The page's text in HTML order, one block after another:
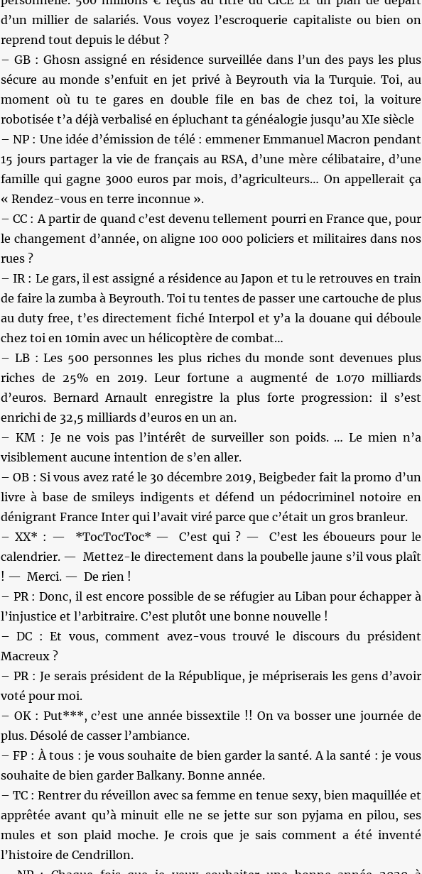
d’un millier de salariés. Vous voyez l’escroquerie capitaliste ou bien on
reprend tout depuis le début ?
– GB : Ghosn assigné en résidence surveillée dans l’un des pays les plus
sécure au monde s’enfuit en jet privé à Beyrouth via la Turquie. Toi, au
moment où tu te gares en double file en bas de chez toi, la voiture
robotisée t’a déjà verbalisé en épluchant ta généalogie jusqu’au XIe siècle
– NP : Une idée d’émission de télé : emmener Emmanuel Macron pendant
15 jours partager la vie de français au RSA, d’une mère célibataire, d’une
famille qui gagne 3000 euros par mois, d’agriculteurs… On appellerait ça
« Rendez-vous en terre inconnue ».
– CC : A partir de quand c’est devenu tellement pourri en France que, pour
le changement d’année, on aligne 100 000 policiers et militaires dans nos
rues ?
– IR : Le gars, il est assigné a résidence au Japon et tu le retrouves en train
de faire la zumba à Beyrouth. Toi tu tentes de passer une cartouche de plus
au duty free, t’es directement fiché Interpol et y’a la douane qui déboule
chez toi en 10min avec un hélicoptère de combat…
– LB : Les 500 personnes les plus riches du monde sont devenues plus
riches de 25% en 2019. Leur fortune a augmenté de 1.070 milliards
d’euros. Bernard Arnault enregistre la plus forte progression: il s’est
enrichi de 32,5 milliards d’euros en un an.
– KM : Je ne vois pas l’intérêt de surveiller son poids. … Le mien n’a
visiblement aucune intention de s’en aller.
– OB : Si vous avez raté le 30 décembre 2019, Beigbeder fait la promo d’un
livre à base de smileys indigents et défend un pédocriminel notoire en
dénigrant France Inter qui l’avait viré parce que c’était un gros branleur.
– XX* : — *TocTocToc* — C’est qui ? — C’est les éboueurs pour le
calendrier. — Mettez-le directement dans la poubelle jaune s’il vous plaît
! — Merci. — De rien !
– PR : Donc, il est encore possible de se réfugier au Liban pour échapper à
l’injustice et l’arbitraire. C’est plutôt une bonne nouvelle !
– DC : Et vous, comment avez-vous trouvé le discours du président
Macreux ?
– PR : Je serais président de la République, je mépriserais les gens d’avoir
voté pour moi.
– OK : Put***, c’est une année bissextile !! On va bosser une journée de
plus. Désolé de casser l’ambiance.
– FP : À tous : je vous souhaite de bien garder la santé. A la santé : je vous
souhaite de bien garder Balkany. Bonne année.
– TC : Rentrer du réveillon avec sa femme en tenue sexy, bien maquillée et
apprêtée avant qu’à minuit elle ne se jette sur son pyjama en pilou, ses
mules et son plaid moche. Je crois que je sais comment a été inventé
l’histoire de Cendrillon.